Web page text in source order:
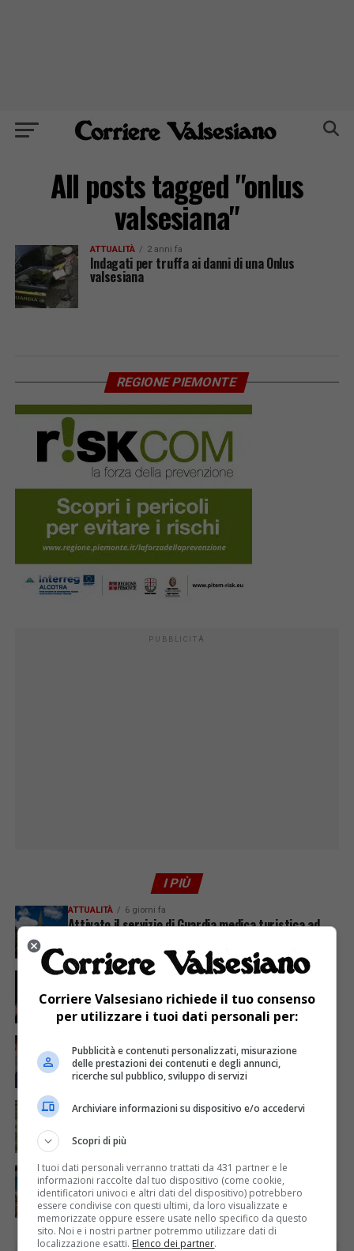
All posts tagged "onlus
valsesiana"
ATTUALITÀ 2 anni fa
Indagati per truffa ai danni di una Onlus
valsesiana
REGIONE PIEMONTE
PUBBLICITÀ
I PIÙ
ATTUALITÀ 6 giorni fa
Attivato il servizio di Guardia medica turistica ad
ATTUALITÀ 4 giorni fa
Sabato 8 agosto in piazza a Varallo Gran Galà Lirico
Auguri alla centenaria Piera Rosa Taddia
ATTUALITÀ 4 giorni fa
Siccità, Gattinara chiede il riconoscimento dello
stato di calamità naturale
ATTUALITÀ 4 giorni fa
Concluso il Master Gessi Summer Excellence 2026
Corriere Valsesiano richiede il tuo consenso
per utilizzare i tuoi dati personali per:
Pubblicità e contenuti personalizzati, misurazione
delle prestazioni dei contenuti e degli annunci,
ricerche sul pubblico, sviluppo di servizi
Archiviare informazioni su dispositivo e/o accedervi
Scopri di più
I tuoi dati personali verranno trattati da 431 partner e le
informazioni raccolte dal tuo dispositivo (come cookie,
identificatori univoci e altri dati del dispositivo) potrebbero
essere condivise con questi ultimi, da loro visualizzate e
memorizzate oppure essere usate nello specifico da questo
sito. Noi e i nostri partner potremmo utilizzare dati di
localizzazione esatti. Elenco dei partner.